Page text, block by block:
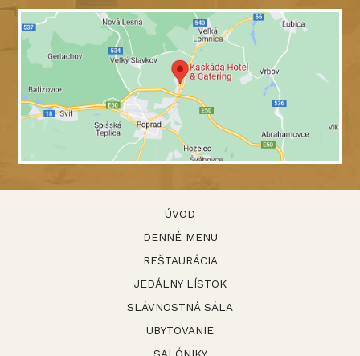
ÚVOD
DENNÉ MENU
REŠTAURÁCIA
JEDÁLNY LÍSTOK
SLÁVNOSTNÁ SÁLA
UBYTOVANIE